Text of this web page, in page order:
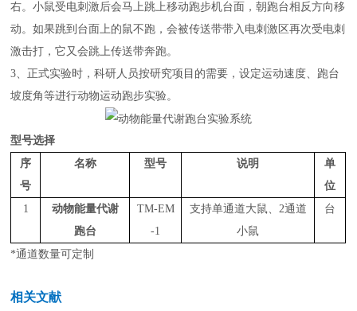
右。小鼠受电刺激后会马上跳上移动跑步机台面 ，朝跑台相反方向移
动。如果跳到台面上的鼠不跑 ，会被传送带带入电刺激区再次受电刺
激击打 ，它又会跳上传送带奔跑。
3、 正式实验时 ，科研人员按研究项目的需要 ，设定运动速度、跑台
坡度角等进行动物运动跑步实验。
型号选择
序
号
名称 型号 说明
单
位
1
动物能量代谢
跑台
TM-EM
-1
支持单通道大鼠、 2通道
小鼠
台
*通道数量可定制
相关文献